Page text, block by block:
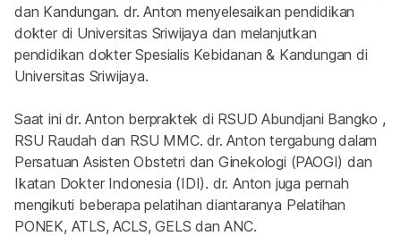
dan Kandungan. dr. Anton menyelesaikan pendidikan
dokter di Universitas Sriwijaya dan melanjutkan
pendidikan dokter Spesialis Kebidanan & Kandungan di
Universitas Sriwijaya.
Saat ini dr. Anton berpraktek di RSUD Abundjani Bangko ,
RSU Raudah dan RSU MMC. dr. Anton tergabung dalam
Persatuan Asisten Obstetri dan Ginekologi (PAOGI) dan
Ikatan Dokter Indonesia (IDI). dr. Anton juga pernah
mengikuti beberapa pelatihan diantaranya Pelatihan
PONEK, ATLS, ACLS, GELS dan ANC.